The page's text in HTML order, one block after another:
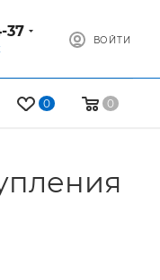
37
ВОЙТИ
0 0